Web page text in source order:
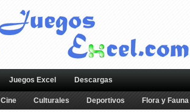
Juegos Excel Descargas
Cine Culturales Deportivos Flora y Fauna